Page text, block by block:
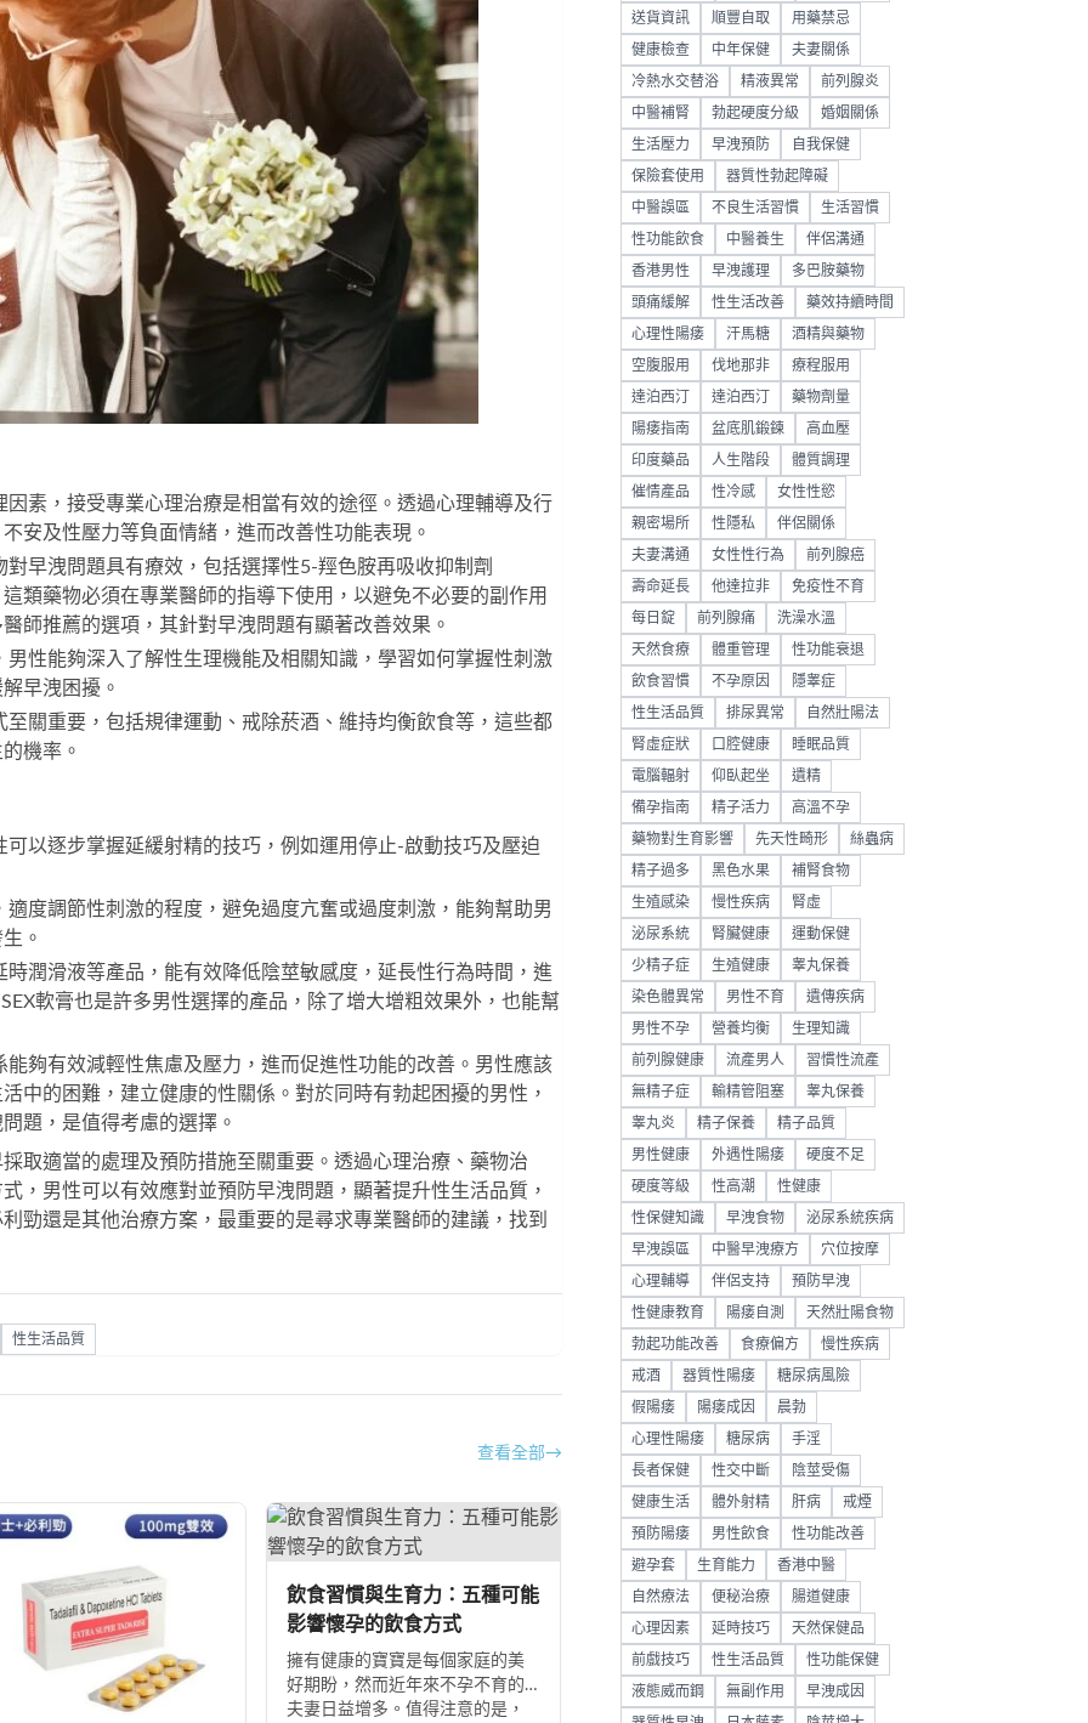
素，接受專業心理治療是相當有效的途徑。透過心理輔導及行
安及性壓力等負面情緒，進而改善性功能表現。
早洩問題具有療效，包括選擇性5-羥色胺再吸收抑制劑
類藥物必須在專業醫師的指導下使用，以避免不必要的副作用
師推薦的選項，其針對早洩問題有顯著改善效果。
性能夠深入了解性生理機能及相關知識，學習如何掌握性刺激
早洩困擾。
關重要，包括規律運動、戒除菸酒、維持均衡飲食等，這些都
機率。
以逐步掌握延緩射精的技巧，例如運用停止-啟動技巧及壓迫
度調節性刺激的程度，避免過度亢奮或過度刺激，能夠幫助男
。
潤滑液等產品，能有效降低陰莖敏感度，延長性行為時間，進
軟膏也是許多男性選擇的產品，除了增大增粗效果外，也能幫
夠有效減輕性焦慮及壓力，進而促進性功能的改善。男性應該
中的困難，建立健康的性關係。對於同時有勃起困擾的男性，
題，是值得考慮的選擇。
取適當的處理及預防措施至關重要。透過心理治療、藥物治
，男性可以有效應對並預防早洩問題，顯著提升性生活品質，
利勁還是其他治療方案，最重要的是尋求專業醫師的建議，找到
性生活品質
查看全部→
飲食習慣與生育力：五種可能
影響懷孕的飲食方式
擁有健康的寶寶是每個家庭的美
好期盼，然而近年來不孕不育的
夫妻日益增多。值得注意的是，
送貨資訊 順豐自取 用藥禁忌
健康檢查 中年保健 夫妻關係
冷熱水交替浴 精液異常 前列腺炎
中醫補腎 勃起硬度分級 婚姻關係
生活壓力 早洩預防 自我保健
保險套使用 器質性勃起障礙
中醫誤區 不良生活習慣 生活習慣
性功能飲食 中醫養生 伴侶溝通
香港男性 早洩護理 多巴胺藥物
頭痛緩解 性生活改善 藥效持續時間
心理性陽痿 汗馬糖 酒精與藥物
空腹服用 伐地那非 療程服用
達泊西汀 達泊西汀 藥物劑量
陽痿指南 盆底肌鍛鍊 高血壓
印度藥品 人生階段 體質調理
催情產品 性冷感 女性性慾
親密場所 性隱私 伴侶關係
夫妻溝通 女性性行為 前列腺癌
壽命延長 他達拉非 免疫性不育
每日錠 前列腺痛 洗澡水溫
天然食療 體重管理 性功能衰退
飲食習慣 不孕原因 隱睾症
性生活品質 排尿異常 自然壯陽法
腎虛症狀 口腔健康 睡眠品質
電腦輻射 仰臥起坐 遺精
備孕指南 精子活力 高溫不孕
藥物對生育影響 先天性畸形 絲蟲病
精子過多 黑色水果 補腎食物
生殖感染 慢性疾病 腎虛
泌尿系統 腎臟健康 運動保健
少精子症 生殖健康 睾丸保養
染色體異常 男性不育 遺傳疾病
男性不孕 營養均衡 生理知識
前列腺健康 流產男人 習慣性流產
無精子症 輸精管阻塞 睾丸保養
睾丸炎 精子保養 精子品質
男性健康 外遇性陽痿 硬度不足
硬度等級 性高潮 性健康
性保健知識 早洩食物 泌尿系統疾病
早洩誤區 中醫早洩療方 穴位按摩
心理輔導 伴侶支持 預防早洩
性健康教育 陽痿自測 天然壯陽食物
勃起功能改善 食療偏方 慢性疾病
戒酒 器質性陽痿 糖尿病風險
假陽痿 陽痿成因 晨勃
心理性陽痿 糖尿病 手淫
長者保健 性交中斷 陰莖受傷
健康生活 體外射精 肝病 戒煙
預防陽痿 男性飲食 性功能改善
避孕套 生育能力 香港中醫
自然療法 便秘治療 腸道健康
心理因素 延時技巧 天然保健品
前戲技巧 性生活品質 性功能保健
液態威而鋼 無副作用 早洩成因